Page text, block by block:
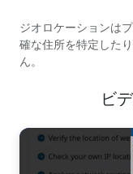
ジオロケーションは
確な住所を特定した
ん。
ビ